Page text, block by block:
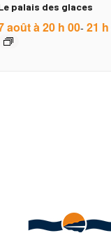
palais des glaces
août à 20 h 00- 21